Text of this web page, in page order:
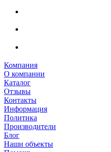
Компания
О компании
Каталог
Отзывы
Контакты
Информация
Политика
Производители
Блог
Наши объекты